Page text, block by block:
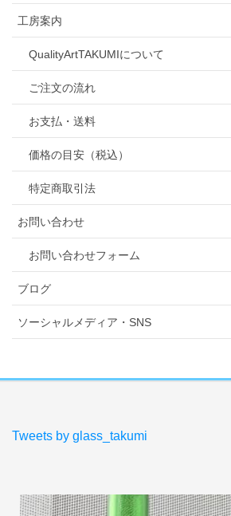
工房案内
QualityArtTAKUMIについて
ご注文の流れ
お支払・送料
価格の目安（税込）
特定商取引法
お問い合わせ
お問い合わせフォーム
ブログ
ソーシャルメディア・SNS
Tweets by glass_takumi